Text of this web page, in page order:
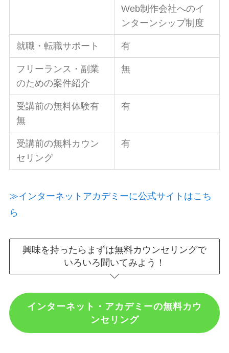
Web制作会社へのイ
ンターンシップ制度
就職・転職サポート 有
フリーランス・副業
のための案件紹介
無
受講前の無料体験有
無
有
受講前の無料カウン
セリング
有
≫インターネットアカデミーに公式サイトはこち
ら
興味を持ったらまずは無料カウンセリングで
いろいろ聞いてみよう！
インターネット・アカデミーの無料カウ
ンセリング